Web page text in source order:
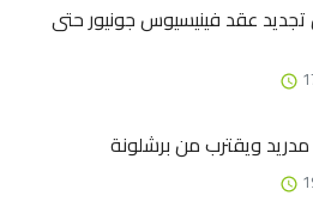
تجديد عقد فينيسيوس جونيور حتى
ويقترب من برشلونة